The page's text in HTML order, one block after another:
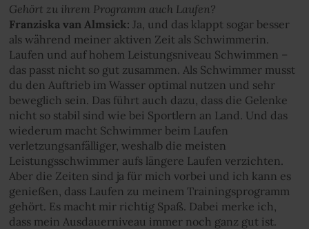
Gehört zu ihrem Programm auch Laufen?
Franziska van Almsick: Ja, und das klappt sogar besser
als während meiner aktiven Zeit als Schwimmerin.
Laufen und auf hohem Leistungsniveau Schwimmen –
das passt nicht so gut zusammen. Als Schwimmer musst
du den Auftrieb im Wasser optimal nutzen und sehr
beweglich sein. Das führt auch dazu, dass die Gelenke
nicht so stabil sind wie bei Sportlern an Land. Und das
wiederum macht Schwimmer beim Laufen
verletzungsanfälliger, weshalb die meisten
Leistungsschwimmer aufs längere Laufen verzichten.
Aber die Zeiten sind ja für mich vorbei und ich kann es
genießen, dass Laufen zu meinem Trainingsprogramm
gehört. Es macht mir richtig Spaß. Dabei merke ich,
dass mein Ausdauerniveau immer noch ganz gut ist.